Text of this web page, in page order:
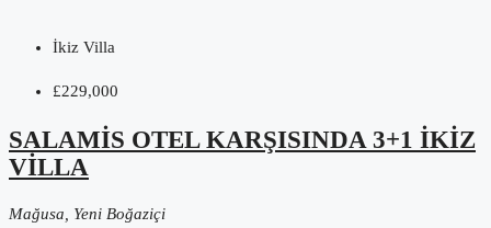
İkiz Villa
£229,000
SALAMIS OTEL KARŞISINDA 3+1 IKIZ
VILLA
Mağusa, Yeni Boğaziçi